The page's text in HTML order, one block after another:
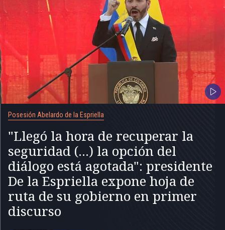
Posesión Abelardo de la Espriella
"Llegó la hora de recuperar la
seguridad (...) la opción del
diálogo está agotada": presidente
De la Espriella expone hoja de
ruta de su gobierno en primer
discurso